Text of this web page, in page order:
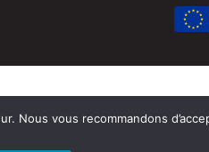
Nous vous recommandons